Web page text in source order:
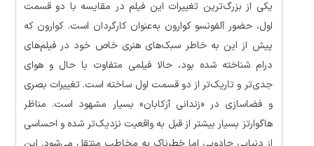
یکی از بزرگ‌ترین تغییرات این فیلم در مقایسه با دو قسمت
اول، حضور آلفونسو کوارون به‌عنوان کارگردان است. کوارون که
پیش از این به خاطر سبک‌های هنری خاص خود در فیلم‌های
درام شناخته شده بود، حالا فیلمی متفاوت با حال و هوای
جدی‌تر و تاریک‌تر از دو قسمت اول ساخته است. تغییرات بصری
و فضاسازی در «زندانی آزکابان» بسیار مشهود است. مناظر
هاگوارتز بسیار بیشتر از قبل به واقعیت نزدیک‌تر شده و احساسی